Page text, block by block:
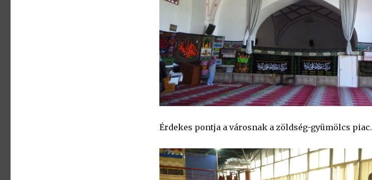
Érdekes pontja a városnak a zöldség-gyümölcs piac.